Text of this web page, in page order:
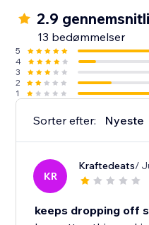
2.9
13 bedømmelser
5
4
3
2
1
Sorter efter: Nyeste
KR
Kraftedeats/
keeps dropping off